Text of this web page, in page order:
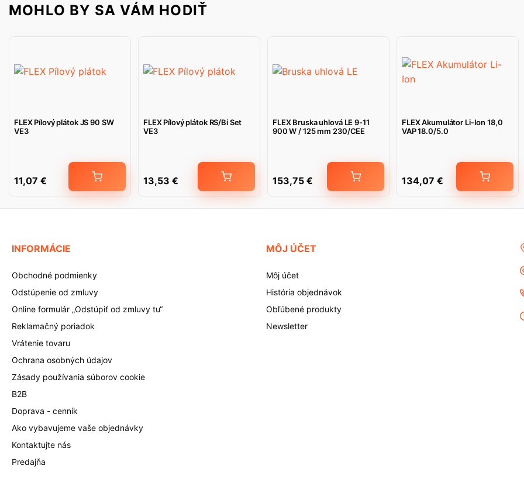
MOHLO BY SA VÁM HODIŤ
FLEX Pílový plátok JS 90 SW
VE3
11,07 €
FLEX Pílový plátok RS/Bi Set
VE3
13,53 €
FLEX Bruska uhlová LE 9-11
900 W / 125 mm 230/CEE
153,75 €
FLEX Akumulátor Li-Ion 18,0
VAP 18.0/5.0
134,07 €
INFORMÁCIE
Obchodné podmienky
Odstúpenie od zmluvy
Online formulár „Odstúpiť od zmluvy tu“
Reklamačný poriadok
Vrátenie tovaru
Ochrana osobných údajov
Zásady používania súborov cookie
B2B
Doprava - cenník
Ako vybavujeme vaše objednávky
Kontaktujte nás
Predajňa
MÔJ ÚČET
Môj účet
História objednávok
Obľúbené produkty
Newsletter